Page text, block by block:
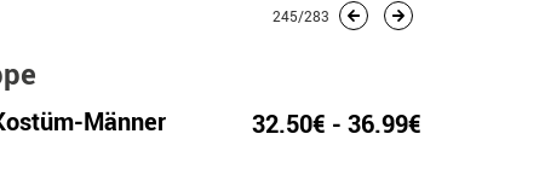
245/283
Männer 32.50€ - 36.99€